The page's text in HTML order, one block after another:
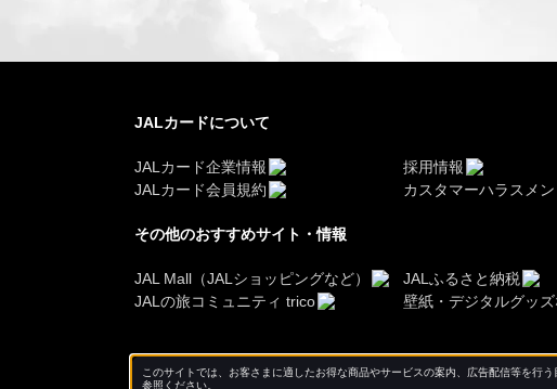
JALカードについて
JALカード企業情報 採用情報
JALカード会員規約
カスタマーハラスメ
その他のおすすめサイト・情報
JAL Mall（JALショッピングなど） JALふるさと納税
JALの旅コミュニティ trico
壁紙・デジタルグッ
このサイトでは、お客さまに適したお得な商品やサービスの案内、広告配信等を行
参照ください。